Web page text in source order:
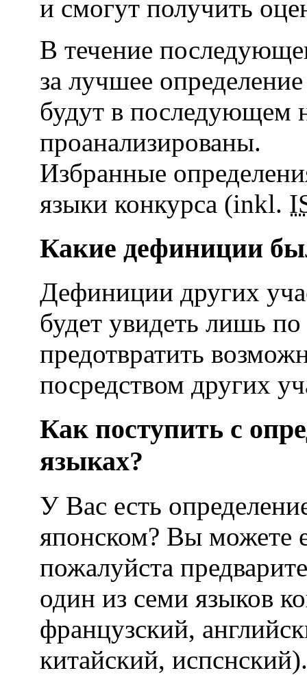
и смогут получить
В течение
за лучшее
будут в последующем
проанализированы.
Избранные
языки конкурса (inkl.
Какие дефиниции
Дефиниции других
будет увидеть лишь
предотвратить
посредством других
Как поступить с
языках?
У Вас есть
японском? Вы можете
пожалуйста
один из семи языков
французский,
китайский, испснский).